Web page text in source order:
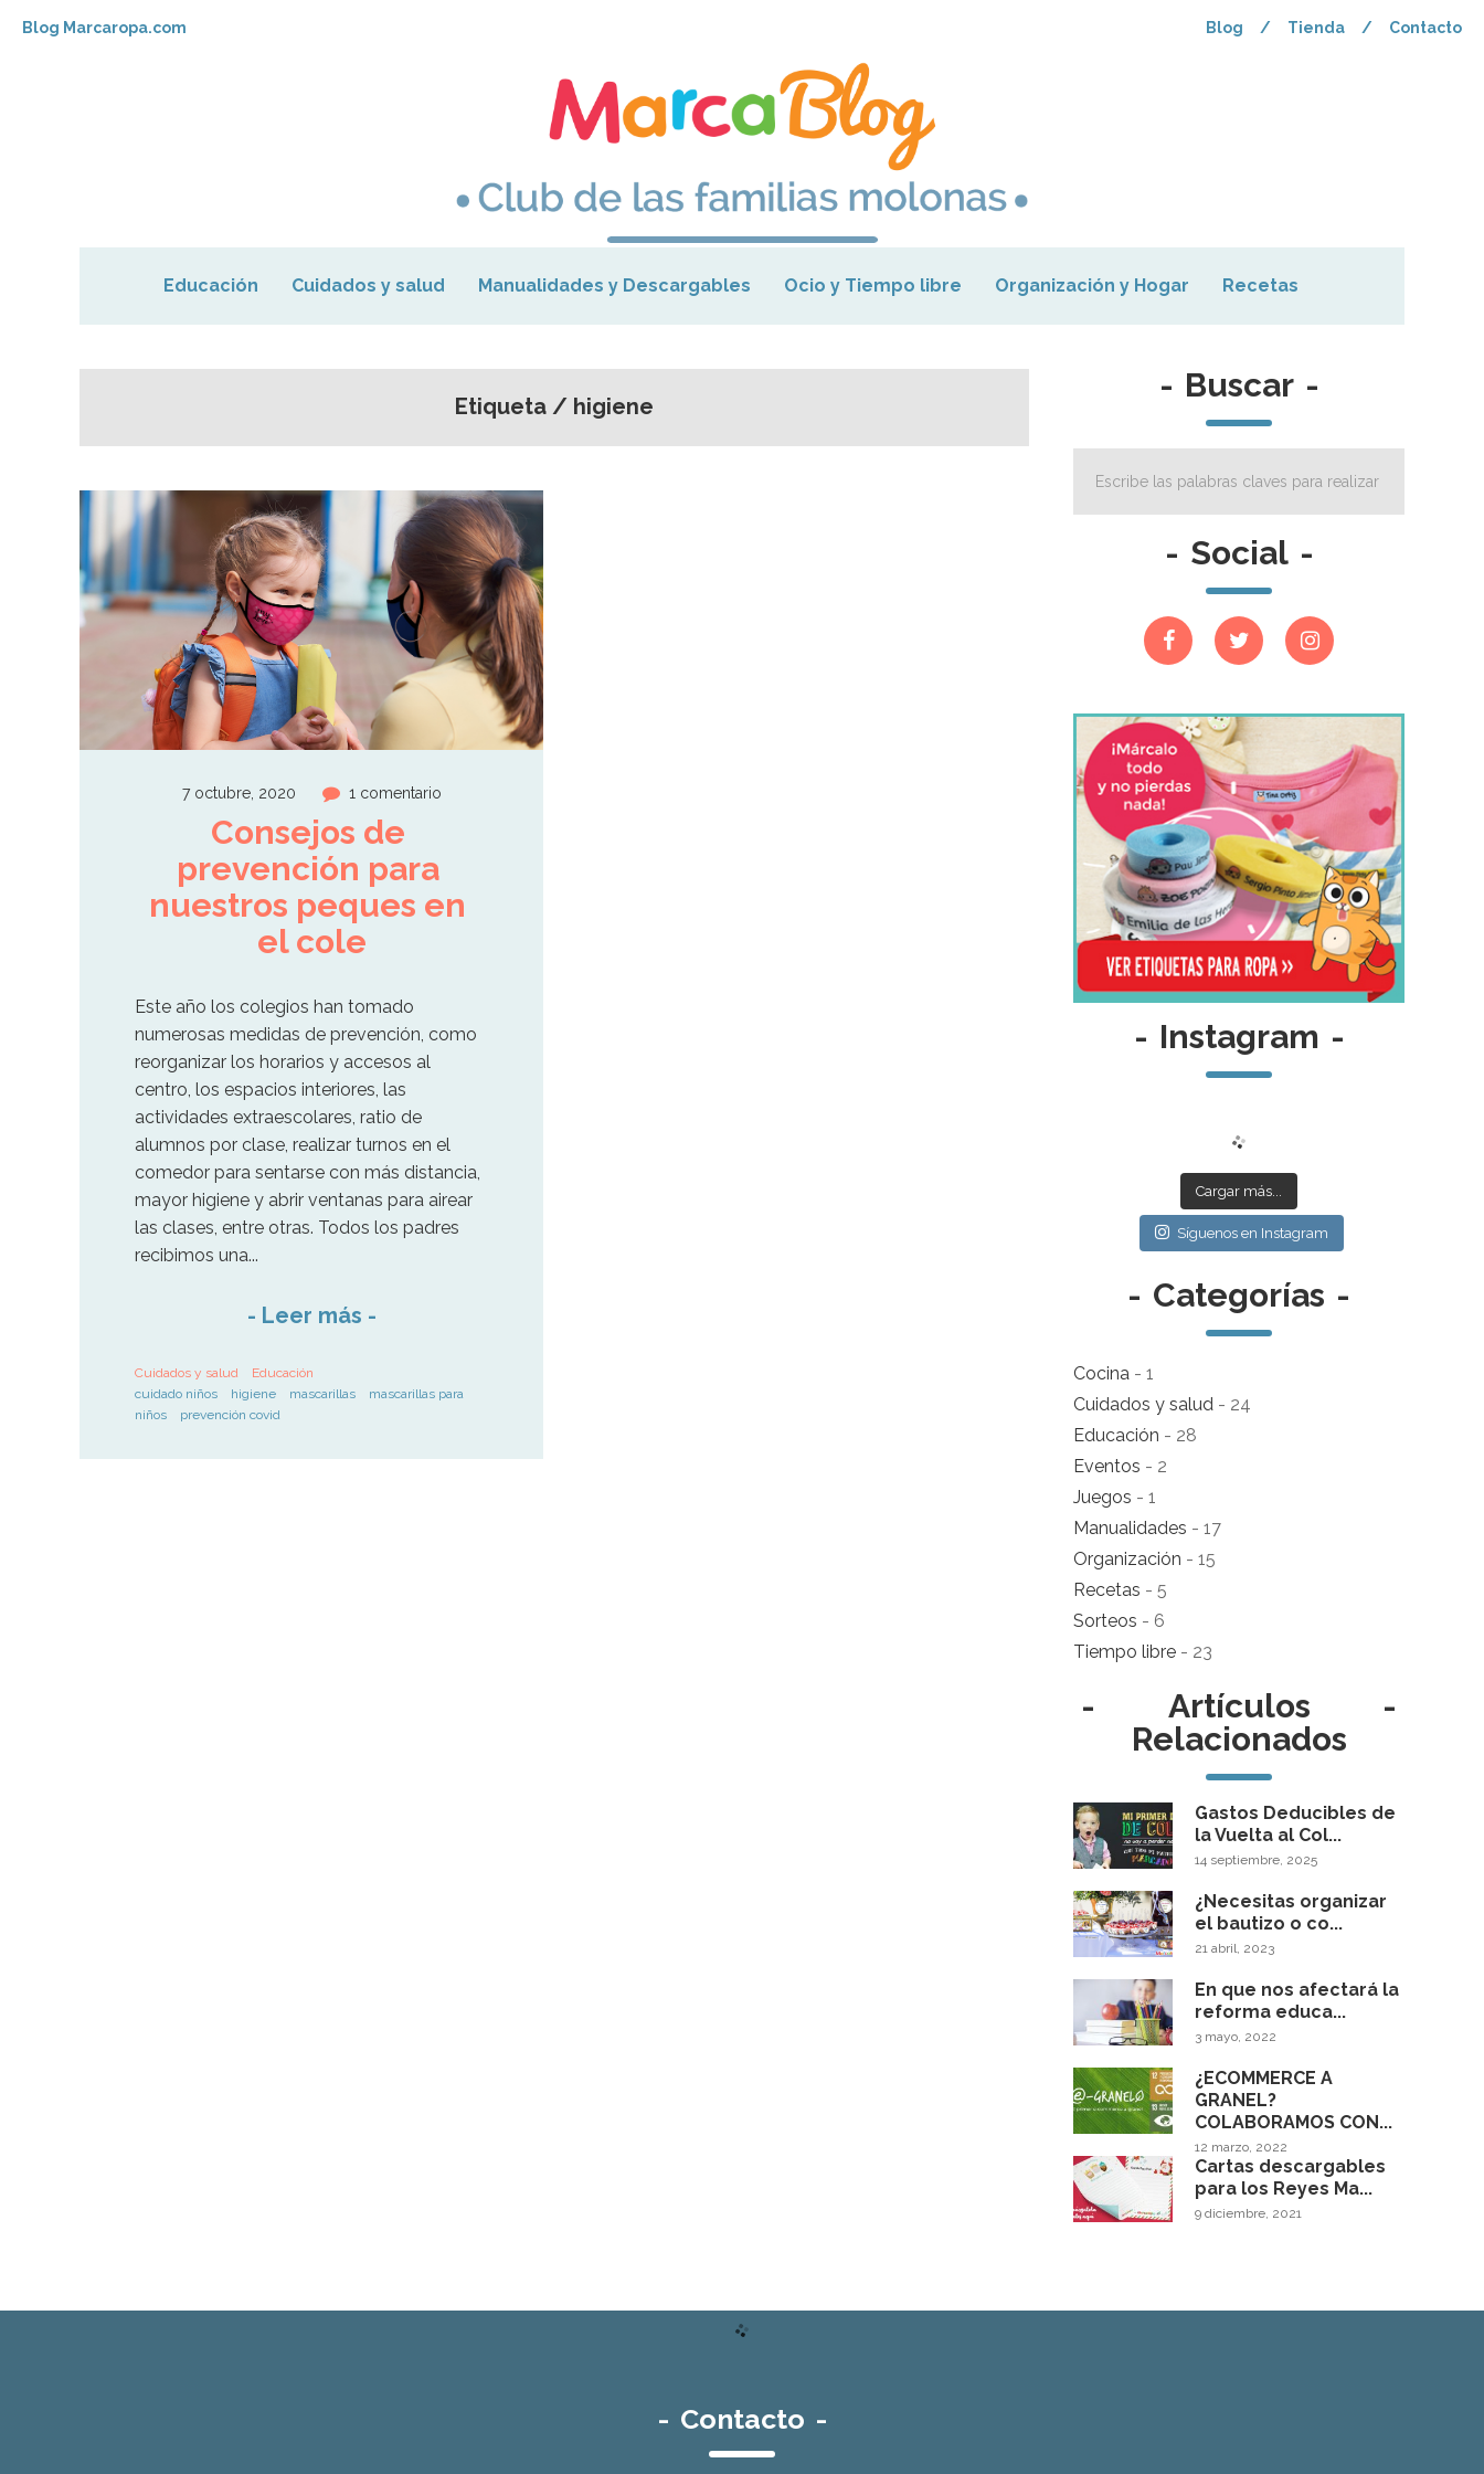
Blog Marcaropa.com Blog / Tienda / Contacto
Educación Cuidados y salud Manualidades y Descargables Ocio y Tiempo libre Organización y Hogar Recetas
Etiqueta / higiene
7 octubre, 2020 1 comentario
Consejos de
prevención para
nuestros peques en
el cole
Este año los colegios han tomado
numerosas medidas de prevención, como
reorganizar los horarios y accesos al
centro, los espacios interiores, las
actividades extraescolares, ratio de
alumnos por clase, realizar turnos en el
comedor para sentarse con más distancia,
mayor higiene y abrir ventanas para airear
las clases, entre otras. Todos los padres
recibimos una...
- Leer más -
Cuidados y salud
Educación
cuidado niños
higiene mascarillas
mascarillas para
niños
prevención covid
- Buscar -
- Social -
- Instagram -
Cargar más...
Síguenos en Instagram
- Categorías -
Cocina - 1
Cuidados y salud - 24
Educación - 28
Eventos - 2
Juegos - 1
Manualidades - 17
Organización - 15
Recetas - 5
Sorteos - 6
Tiempo libre - 23
-
Artículos
Relacionados
-
Gastos Deducibles de
la Vuelta al Col...
14 septiembre, 2025
¿Necesitas organizar
el bautizo o co...
21 abril, 2023
En que nos afectará la
reforma educa...
3 mayo, 2022
¿ECOMMERCE A
GRANEL?
COLABORAMOS CON...
12 marzo, 2022
Cartas descargables
para los Reyes Ma...
9 diciembre, 2021
- Contacto -